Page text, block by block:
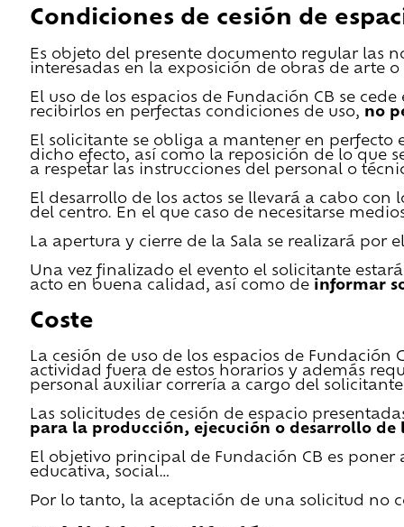
Condiciones de cesión de
Es objeto del presente documento regular las
interesadas en la exposición de obras de arte
El uso de los espacios de Fundación CB se
recibirlos en perfectas condiciones de uso, no
El solicitante se obliga a mantener en perfecto
dicho efecto, así como la reposición de lo que
a respetar las instrucciones del personal o
El desarrollo de los actos se llevará a cabo
del centro. En el que caso de necesitarse
La apertura y cierre de la Sala se realizará por
Una vez finalizado el evento el solicitante
acto en buena calidad, así como de informar
Coste
La cesión de uso de los espacios de
actividad fuera de estos horarios y además
personal auxiliar correría a cargo del
Las solicitudes de cesión de espacio
para la producción, ejecución o desarrollo de
El objetivo principal de Fundación CB es
educativa, social…
Por lo tanto, la aceptación de una solicitud no